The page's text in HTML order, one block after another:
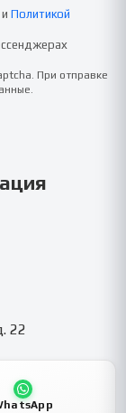
и Политикой
При отправке
22